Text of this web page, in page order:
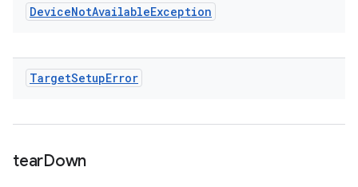
DeviceNotAvailableException
TargetSetupError
tearDown